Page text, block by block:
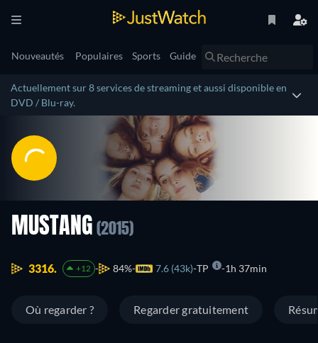
Nouveautés Populaires Sports Guide
Actuellement sur 8 services de streaming et aussi disponible en
DVD / Blu-ray.
MUSTANG (2015)
3316. +12 84% 7.6 (43k) TP 1h 37min
Où regarder ? Regarder gratuitement